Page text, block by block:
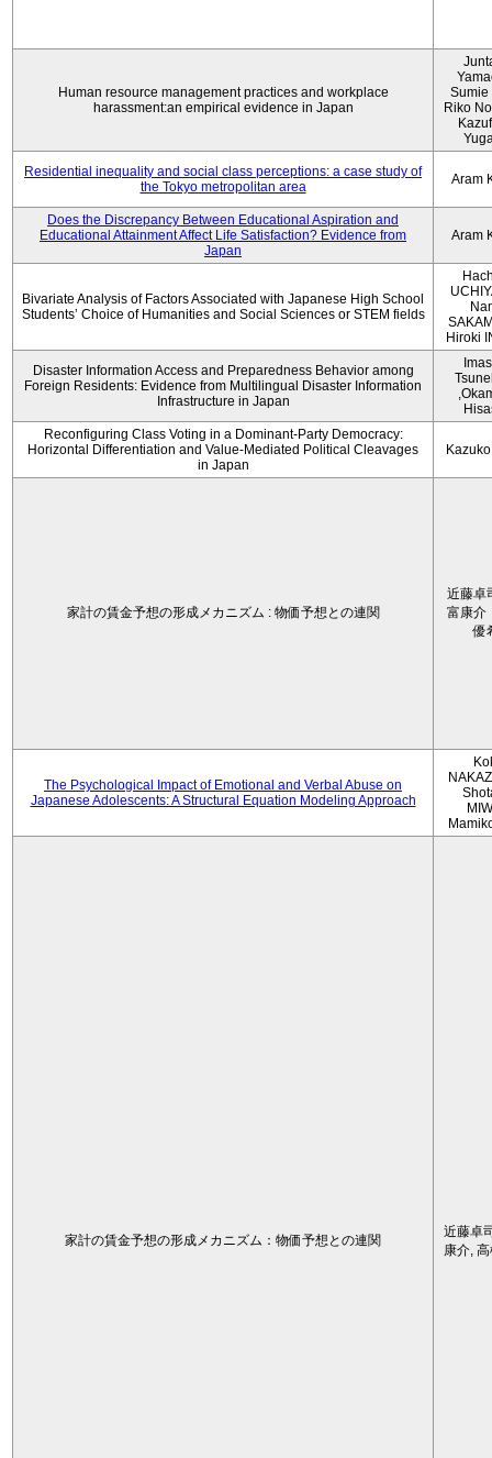
Human resource management practices and workplace
harassment:an empirical evidence in Japan
Sumie
Riko
Residential inequality and social class perceptions: a case study of
the Tokyo metropolitan area
Aram
Does the Discrepancy Between Educational Aspiration and
Educational Attainment Affect Life Satisfaction? Evidence from
Japan
Aram
Bivariate Analysis of Factors Associated with Japanese High School
Students’ Choice of Humanities and Social Sciences or STEM fields
Hiroki
Disaster Information Access and Preparedness Behavior among
Foreign Residents: Evidence from Multilingual Disaster Information
Infrastructure in Japan
Reconfiguring Class Voting in a Dominant-Party Democracy:
Horizontal Differentiation and Value-Mediated Political Cleavages
in Japan
家計の賃金予想の形成メカニズム : 物価予想との連関
近藤卓
富康介
優
The Psychological Impact of Emotional and Verbal Abuse on
Japanese Adolescents: A Structural Equation Modeling Approach
家計の賃金予想の形成メカニズム：物価予想との連関
近藤卓
康介,